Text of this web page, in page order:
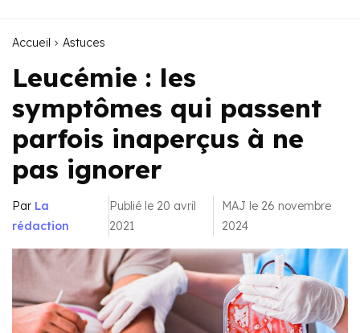
Accueil Astuces
Leucémie : les
symptômes qui passent
parfois inaperçus à ne
pas ignorer
Par La
rédaction
Publié le 20 avril
2021
MAJ le 26 novembre
2024